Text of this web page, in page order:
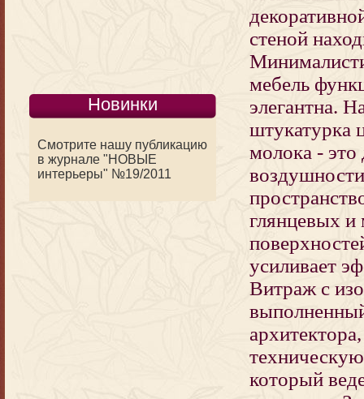
стеной
мебель
элегантна.
штукатурка
молока -
глянцевых и
усиливает
Витраж с
который
Новинки
Смотрите нашу публикацию
в журнале "НОВЫЕ
интерьеры" №19/2011